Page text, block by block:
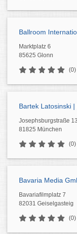
Ballroom
Marktplatz 6
85625 Glonn
(0)
Bartek Latosinski
Josephsburgstraße
81825 München
(0)
Bavaria Media
Bavariafilmplatz 7
82031 Geiselgasteig
(0)